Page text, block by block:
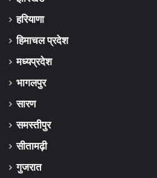
हरियाणा
हिमाचल प्रदेश
मध्यप्रदेश
भागलपुर
सारण
समस्तीपुर
सीतामढ़ी
गुजरात